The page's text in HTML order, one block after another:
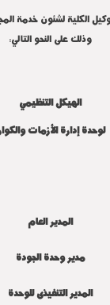
الكلية لشئون خدمة
وذلك على النحو التالي:
الهيكل التنظيمي
لوحدة إدارة الأزمات
المدير العام
مدير وحدة الجودة
المدير التنفيذى للوحدة